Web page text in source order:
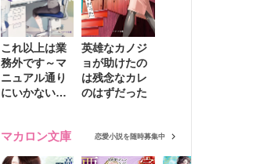
これ以上は業
務外です～マ
ニュアル通り
にいかない彼
英雄なカノジ
ョが助けたの
は残念なカレ
のはずだった
マカロン文庫 恋愛小説を随時募集中